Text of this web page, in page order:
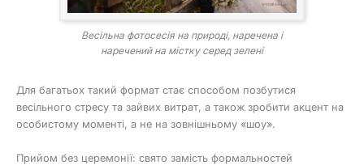
Весільна фотосесія на природі, наречена і
наречений на містку серед зелені
Для багатьох такий формат стає способом позбутися
весільного стресу та зайвих витрат, а також зробити акцент на
особистому моменті, а не на зовнішньому «шоу».
Прийом без церемонії: свято замість формальностей